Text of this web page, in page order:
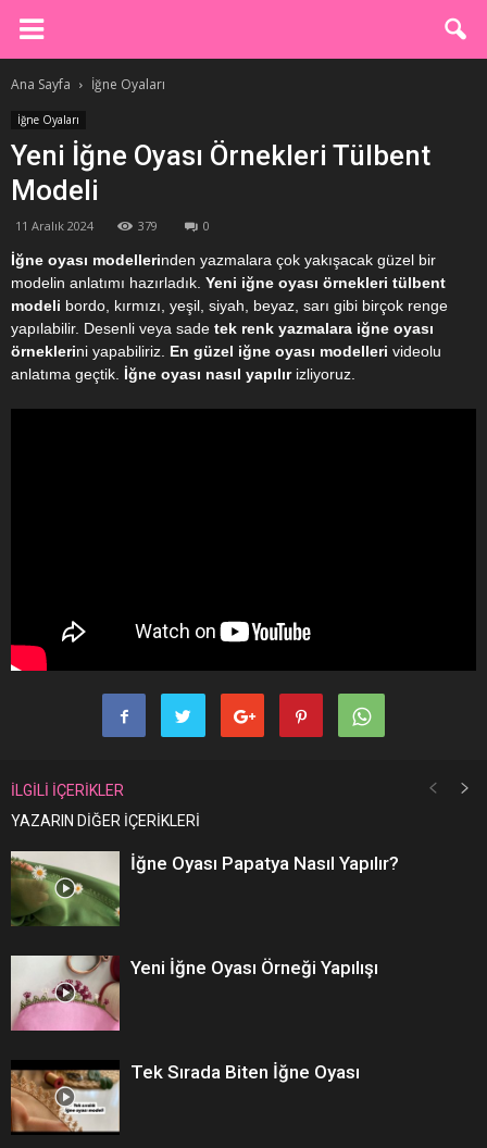
Ana Sayfa İğne Oyaları
İğne Oyaları
Yeni İğne Oyası Örnekleri Tülbent
Modeli
11 Aralık 2024 379 0
İğne oyası modellerinden yazmalara çok yakışacak güzel bir
modelin anlatımı hazırladık. Yeni iğne oyası örnekleri tülbent
modeli bordo, kırmızı, yeşil, siyah, beyaz, sarı gibi birçok renge
yapılabilir. Desenli veya sade tek renk yazmalara iğne oyası
örneklerini yapabiliriz. En güzel iğne oyası modelleri videolu
anlatıma geçtik. İğne oyası nasıl yapılırizliyoruz.
İLGİLİ İÇERİKLER
YAZARIN DİĞER İÇERİKLERİ
İğne Oyası Papatya Nasıl Yapılır?
Yeni İğne Oyası Örneği Yapılışı
Tek Sırada Biten İğne Oyası